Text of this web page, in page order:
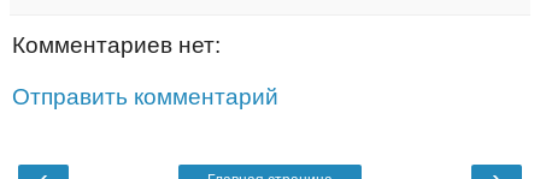
Комментариев нет:
Отправить комментарий